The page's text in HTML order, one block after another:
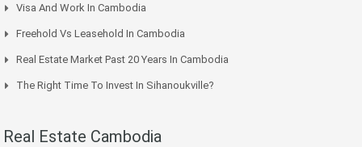
Visa And Work In Cambodia
Freehold Vs Leasehold In Cambodia
Real Estate Market Past 20 Years In Cambodia
The Right Time To Invest In Sihanoukville?
Real Estate Cambodia